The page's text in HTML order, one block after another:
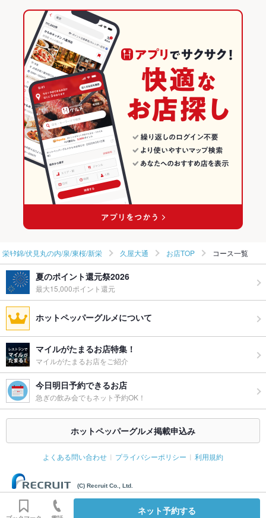
久屋大通駅 × イタリアン・フレンチ
久屋大通駅 × イタリアン
愛知 × イタリアン・フレンチ
愛知 × イタリアン
丸の内駅
マルゲリータ アヒージョ 生ハム
愛知のグルメランキング
愛知のイタリアン・フレンチランキング
愛知のイタリアンランキング
栄ｷﾀ錦/伏見丸の内/泉/東桜/新栄のグルメランキング
栄ｷﾀ錦/伏見丸の内/泉/東桜/新栄のイタリアン・フレンチランキン
栄ｷﾀ錦/伏見丸の内/泉/東桜/新栄のイタリアンランキング
久屋大通のグルメランキング
久屋大通のイタリアン・フレンチランキング
栄ｷﾀ錦/伏見丸の内/泉/東桜/新栄 久屋大通 お店TOP コース一覧
夏のポイント還元祭2026
最大15,000ポイント還元
ホットペッパーグルメについて
マイルがたまるお店特集！
マイルがたまるお店をご紹介
今日明日予約できるお店
急ぎの飲み会でもネット予約OK！
ホットペッパーグルメ掲載申込み
よくある問い合わせ プライバシーポリシー 利用規約
(C) Recruit Co., Ltd.
ネット予約する